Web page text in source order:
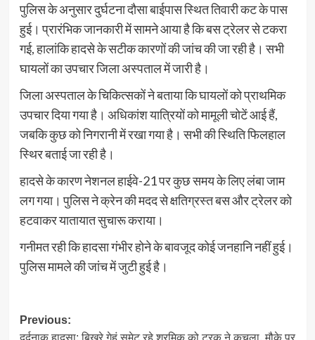
पुलिस के अनुसार दुर्घटना दौसा बाईपास स्थित तिवारी कट के पास
हुई। प्रारंभिक जानकारी में सामने आया है कि बस ट्रेलर से टकरा
गई, हालांकि हादसे के सटीक कारणों की जांच की जा रही है। सभी
घायलों का उपचार जिला अस्पताल में जारी है।
जिला अस्पताल के चिकित्सकों ने बताया कि घायलों को प्राथमिक
उपचार दिया गया है। अधिकांश यात्रियों को मामूली चोटें आई हैं,
जबकि कुछ को निगरानी में रखा गया है। सभी की स्थिति फिलहाल
स्थिर बताई जा रही है।
हादसे के कारण नेशनल हाईवे-21 पर कुछ समय के लिए लंबा जाम
लग गया। पुलिस ने क्रेन की मदद से क्षतिग्रस्त बस और ट्रेलर को
हटवाकर यातायात सुचारू कराया।
गनीमत रही कि हादसा गंभीर होने के बावजूद कोई जनहानि नहीं हुई।
पुलिस मामले की जांच में जुटी हुई है।
Post
Previous:
दर्दनाक हादसा: बिखरे गेहूं समेट रहे श्रमिक को ट्रक ने कुचला, मौके पर